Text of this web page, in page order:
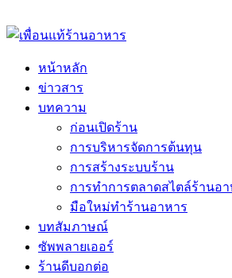
หน้าหลัก
ข่าวสาร
บทความ
ก่อนเปิดร้าน
การบริหารจัดการต้นทุน
การสร้างระบบร้าน
การทำการตลาดสไตล์ร้านอา
มือใหม่ทำร้านอาหาร
บทสัมภาษณ์
ซัพพลายเออร์
ร้านดีบอกต่อ